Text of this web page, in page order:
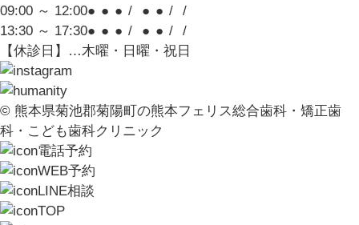
09:00 ～ 12:00● ● ● / ● ● /
/
13:30 ～ 17:30● ● ● / ● ● /
/
【休診日】…木曜・日曜・祝日
© 熊本県菊池郡菊陽町の熊本フェリス総合歯科・矯正歯
科・こども歯科クリニック
電話予約
WEB予約
LINE相談
TOP